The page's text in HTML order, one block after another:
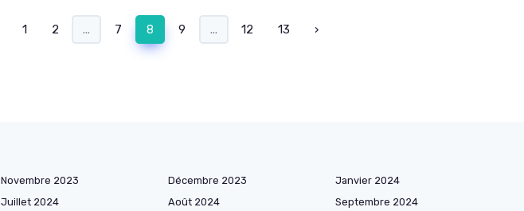
1 2 ... 7 8 9 ... 12 13 ›
Novembre 2023 Décembre 2023
Janvier 2024
Juillet 2024 Août 2024
Septembre 2024